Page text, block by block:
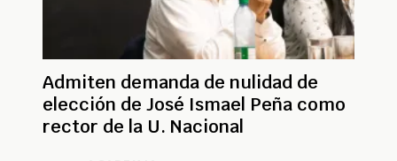
Admiten demanda de nulidad de
elección de José Ismael Peña como
rector de la U. Nacional